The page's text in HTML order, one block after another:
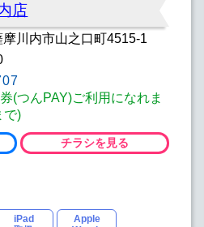
店
川内市山之口町4515-1
(つんPAY)ご利用になれま
で)
チラシを見る
iPad
Apple